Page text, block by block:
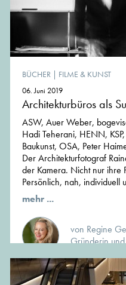
BÜCHER | FILME & KUNST
06. Juni 2019
Architekturbüros als
ASW, Auer Weber,
Hadi Teherani, HENN,
Baukunst, OSA, Peter
Der Architekturfotograf
der Kamera. Nicht nur ihre
Persönlich, nah, individuell
mehr ...
von Regine
Gründerin